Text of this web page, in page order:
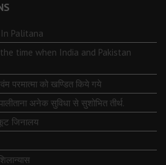
Palitana
time when India and Pakistan
परमात्मा को खण्डित किये गये
अनेक सुविधा से सुशोभित तीर्थ.
जिनालय